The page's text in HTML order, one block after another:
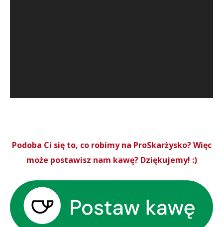
Podoba Ci się to, co robimy na ProSkarżysko? Więc
może postawisz nam kawę? Dziękujemy! :)